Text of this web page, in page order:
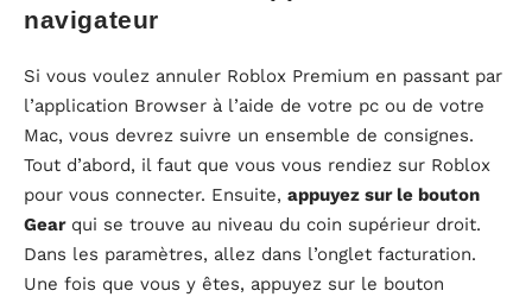
navigateur
Si vous voulez annuler Roblox Premium en passant par
l’application Browser à l’aide de votre pc ou de votre
Mac, vous devrez suivre un ensemble de consignes.
Tout d’abord, il faut que vous vous rendiez sur Roblox
pour vous connecter. Ensuite, appuyez sur le bouton
Gearqui se trouve au niveau du coin supérieur droit.
Dans les paramètres, allez dans l’onglet facturation.
Une fois que vous y êtes, appuyez sur le bouton